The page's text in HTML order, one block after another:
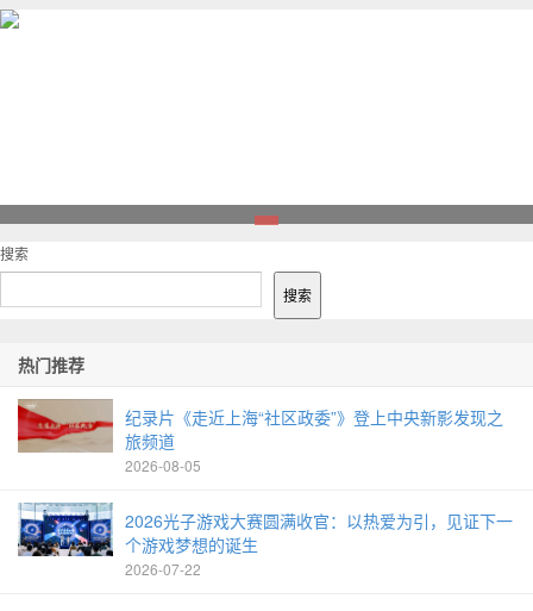
搜索
搜索
热门推荐
纪录片《走近上海“社区政委”》登上中央新影发现之
旅频道
2026-08-05
2026光子游戏大赛圆满收官：以热爱为引，见证下一
个游戏梦想的诞生
2026-07-22